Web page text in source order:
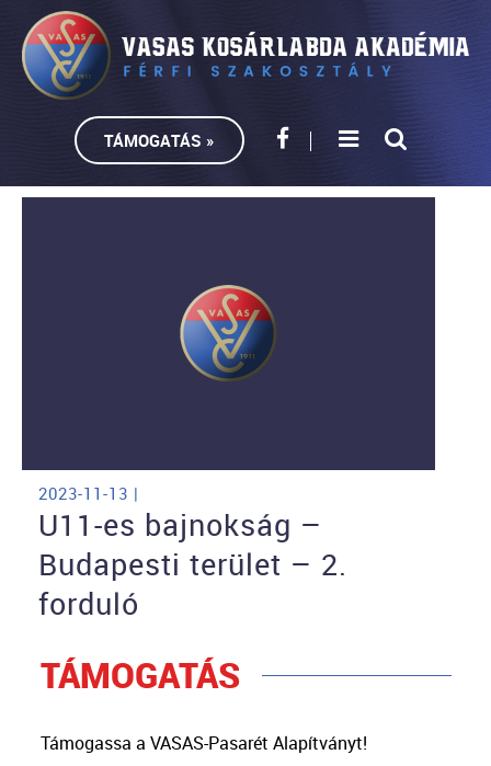
TÁMOGATÁS »
2023-11-13 |
U11-es bajnokság –
Budapesti terület – 2.
forduló
TÁMOGATÁS
Támogassa a VASAS-Pasarét Alapítványt!